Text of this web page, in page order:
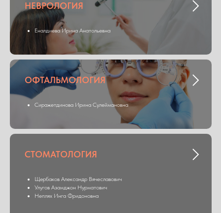
НЕВРОЛОГИЯ
Еналдиева Ирина Анатольевна
ОФТАЛЬМОЛОГИЯ
Сиражетдинова Ирина Сулеймановна
СТОМАТОЛОГИЯ
Щербаков Александр Вячеславович
Улугов Азамджон Нурматович
Неплях Инга Фридоновна